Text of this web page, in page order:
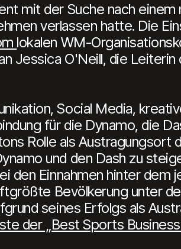
mit der Suche nach einem
verlassen hatte. Die
lokalen WM-
Jessica O'Neill, die
Social Media,
für die Dynamo, die
Rolle als Austragungsort
und den Dash zu
den Einnahmen hinter dem
Bevölkerung unter
seines Erfolgs als
der „Best Sports